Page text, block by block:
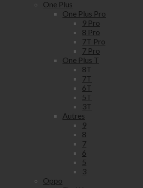
One Plus
One Plus Pro
9 Pro
8 Pro
7T Pro
7 Pro
One Plus T
8T
7T
6T
5T
3T
Autres
9
8
7
6
5
3
Oppo